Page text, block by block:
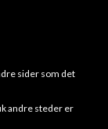
sider som det
andre steder er